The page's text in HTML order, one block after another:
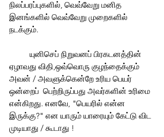
நிலப்பரப்புகளில், வெவ்வேறு மனித
இனங்களில் வெவ்வேறு முறைகளில்
நடக்கும்.
ஏழாவது விதி,ஒவ்வொரு குழந்தைக்கும்
அவன் / அவளுக்கென்றே உரிய பெயர்
ஒன்றைப்  பெற்றிருப்பது அவர்களின் உரிமை
என்கிறது. எனவே, "பெயரில் என்ன
இருக்கு?" என யாரும் யாரையும் கேட்டு விட
முடியாது / கூடாது !